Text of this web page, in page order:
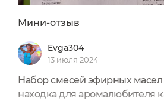
Мини-отзыв
Evga304
13 июля 2024
Набор смесей эфирных масел
находка для аромалюбителя